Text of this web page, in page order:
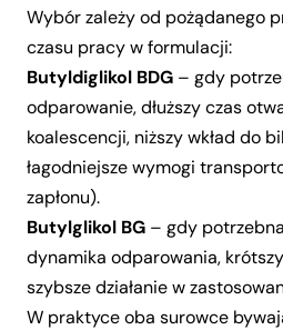
Wybór zależy od pożądanego
czasu pracy w formulacji:
Butyldiglikol BDG – gdy
odparowanie, dłuższy czas
koalescencji, niższy wkład do
łagodniejsze wymogi
zapłonu).
Butylglikol BG – gdy
dynamika odparowania,
szybsze działanie w
W praktyce oba surowce